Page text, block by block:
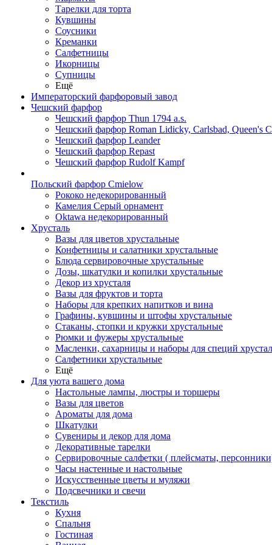
Тарелки для торта
Кувшины
Соусники
Креманки
Салфетницы
Икорницы
Супницы
Ещё
Императорский фарфоровый завод
Чешский фарфор
Чешский фарфор Thun 1794 a.s.
Чешский фарфор Roman Lidicky, Carlsbad, Queen's
Чешский фарфор Leander
Чешский фарфор Repast
Чешский фарфор Rudolf Kampf
Польский фарфор Сmielow
Рококо недекорированный
Камелия Серый орнамент
Oktawa недекорированный
Хрусталь
Вазы для цветов хрустальные
Конфетницы и салатники хрустальные
Блюда сервировочные хрустальные
Дозы, шкатулки и копилки хрустальные
Декор из хрусталя
Вазы для фруктов и торта
Наборы для крепких напитков и вина
Графины, кувшины и штофы хрустальные
Стаканы, стопки и кружки хрустальные
Рюмки и фужеры хрустальные
Масленки, сахарницы и наборы для специй
Салфетники хрустальные
Ещё
Для уюта вашего дома
Настольные лампы, люстры и торшеры
Вазы для цветов
Ароматы для дома
Шкатулки
Сувениры и декор для дома
Декоративные тарелки
Сервировочные салфетки ( плейсматы,
Часы настенные и настольные
Искусственные цветы и муляжи
Подсвечники и свечи
Текстиль
Кухня
Спальня
Гостиная